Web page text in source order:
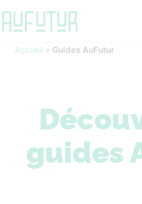
Accueil » Guides AuFutur
guides